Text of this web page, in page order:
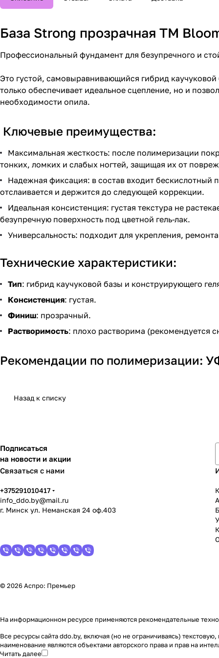
База Strong прозрачная TM
Профессиональный фундамент для безупречного и
Это густой, самовыравнивающийся гибрид
только обеспечивает идеальное сцепление, но и
необходимости опила.
Ключевые преимущества:
Максимальная жесткость: после полимеризации
тонких, ломких и слабых ногтей, защищая их от
Надежная фиксация: в состав входит бескислотный
отслаивается и держится до следующей коррекции.
Идеальная консистенция: густая текстура не
безупречную поверхность под цветной гель-лак.
Универсальность: подходит для укрепления,
Технические характеристики:
Тип: гибрид каучуковой базы и конструирующего
Консистенция: густая.
Финиш: прозрачный.
Растворимость: плохо растворима (рекомендуется
Рекомендации по полимеризации:
Назад к списку
Подписаться
на новости и акции
Связаться с нами
+375291010417
info_ddo.by@mail.ru
г. Минск ул. Неманская 24 оф.403
© 2026 Аспро: Премьер
На информационном ресурсе применяются рекомендательные
Все ресурсы сайта ddo.by, включая (но не ограничиваясь)
наименование являются объектами авторского права и прав на
Читать далее